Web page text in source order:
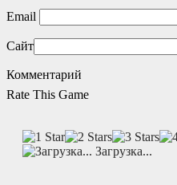
Rate This Game
Загрузка...
Email
Сайт
Комментарий